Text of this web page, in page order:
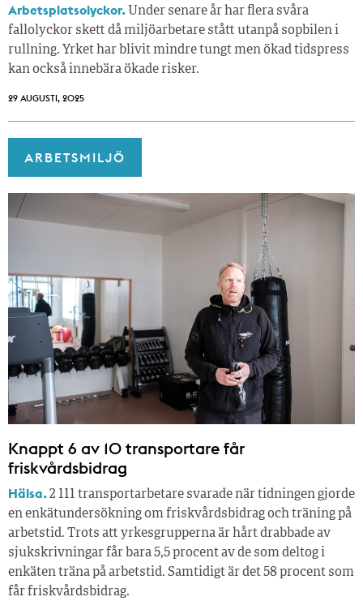
Arbetsplatsolyckor. Under senare år har flera svåra
fallolyckor skett då miljöarbetare stått utanpå sopbilen i
rullning. Yrket har blivit mindre tungt men ökad tidspress
kan också innebära ökade risker.
29 AUGUSTI, 2025
ARBETSMILJÖ
Knappt 6 av 10 transportare får
friskvårdsbidrag
Hälsa.2 111 transportarbetare svarade när tidningen gjorde
en enkätundersökning om friskvårdsbidrag och träning på
arbetstid. Trots att yrkesgrupperna är hårt drabbade av
sjukskrivningar får bara 5,5 procent av de som deltog i
enkäten träna på arbetstid. Samtidigt är det 58 procent som
får friskvårdsbidrag.